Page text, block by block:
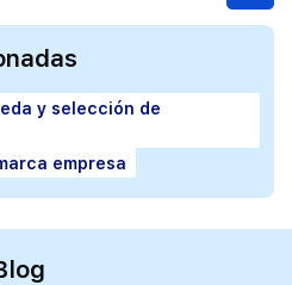
y selección de
empresa